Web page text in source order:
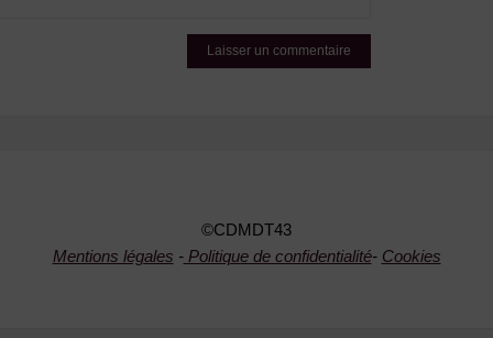
©CDMDT43
Mentions légales -Politique de confidentialité- Cookies